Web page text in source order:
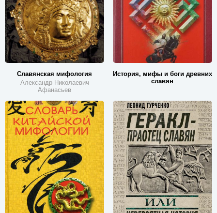
Славянская мифология
Александр Николаевич
Афанасьев
История, мифы и боги древних
славян